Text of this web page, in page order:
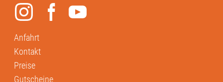
Anfahrt
Kontakt
Preise
Gutscheine